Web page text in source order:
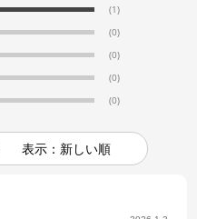
(1)
(0)
(0)
(0)
(0)
表示：新しい順